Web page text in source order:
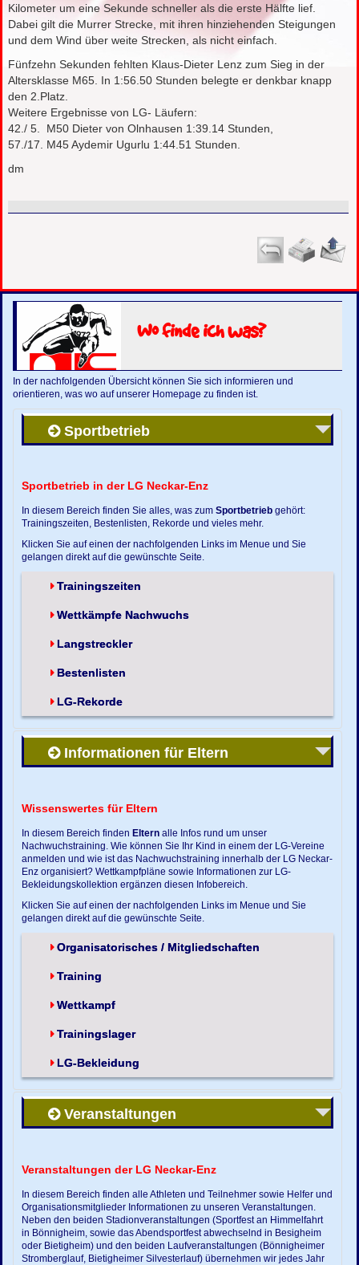
Kilometer um eine Sekunde schneller als die erste Hälfte lief.
Dabei gilt die Murrer Strecke, mit ihren hinziehenden Steigungen
und dem Wind über weite Strecken, als nicht einfach.
Fünfzehn Sekunden fehlten Klaus-Dieter Lenz zum Sieg in der
Altersklasse M65. In 1:56.50 Stunden belegte er denkbar knapp
den 2.Platz.
Weitere Ergebnisse von LG- Läufern:
42./ 5. M50 Dieter von Olnhausen 1:39.14 Stunden,
57./17. M45 Aydemir Ugurlu 1:44.51 Stunden.
dm
Wo finde ich was?
In der nachfolgenden Übersicht können Sie sich informieren und
orientieren, was wo auf unserer Homepage zu finden ist.
Sportbetrieb
Sportbetrieb in der LG Neckar-Enz
In diesem Bereich finden Sie alles, was zumSportbetrieb gehört:
Trainingszeiten, Bestenlisten, Rekorde und vieles mehr.
Klicken Sie auf einen der nachfolgenden Links im Menue und Sie
gelangen direkt auf die gewünschte Seite.
Trainingszeiten
Wettkämpfe Nachwuchs
Langstreckler
Bestenlisten
LG-Rekorde
Informationen für Eltern
Wissenswertes für Eltern
In diesem Bereich finden Eltern alle Infos rund um unser
Nachwuchstraining. Wie können Sie Ihr Kind in einem der LG-Vereine
anmelden und wie ist das Nachwuchstraining innerhalb der LG Neckar-
Enz organisiert? Wettkampfpläne sowie Informationen zur LG-
Bekleidungskollektion ergänzen diesen Infobereich.
Klicken Sie auf einen der nachfolgenden Links im Menue und Sie
gelangen direkt auf die gewünschte Seite.
Organisatorisches / Mitgliedschaften
Training
Wettkampf
Trainingslager
LG-Bekleidung
Veranstaltungen
Veranstaltungen der LG Neckar-Enz
In diesem Bereich finden alle Athleten und Teilnehmer sowie Helfer und
Organisationsmitglieder Informationen zu unseren Veranstaltungen.
Neben den beiden Stadionveranstaltungen (Sportfest an Himmelfahrt
in Bönnigheim, sowie das Abendsportfest abwechselnd in Besigheim
oder Bietigheim) und den beiden Laufveranstaltungen (Bönnigheimer
Stromberglauf, Bietigheimer Silvesterlauf) übernehmen wir jedes Jahr